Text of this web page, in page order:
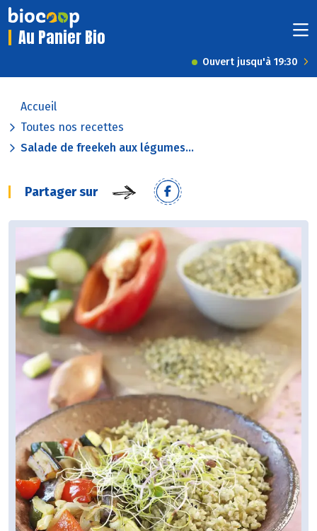
Au Panier Bio
Ouvert jusqu'à 19:30
Accueil
Toutes nos recettes
Salade de freekeh aux légumes...
Partager sur